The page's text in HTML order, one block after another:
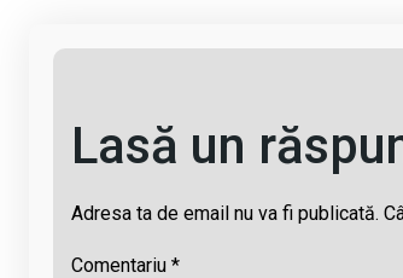
Lasă un
Adresa ta de email nu va fi publicată.
Comentariu *